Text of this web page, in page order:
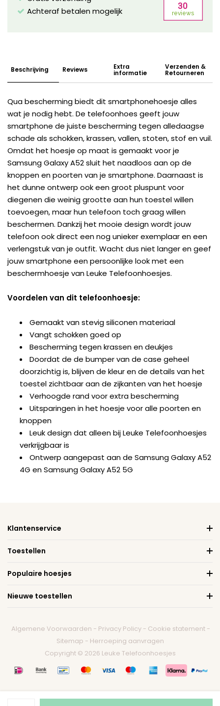
Achteraf betalen mogelijk
Beschrijving Reviews Extra
informatie
Verzenden &
Retourneren
Qua bescherming biedt dit smartphonehoesje alles
wat je nodig hebt. De telefoonhoes geeft jouw
smartphone de juiste bescherming tegen alledaagse
schade als schokken, krassen, vallen, stoten, stof en vuil.
Omdat het hoesje op maat is gemaakt voor je
Samsung Galaxy A52 sluit het naadloos aan op de
knoppen en poorten van je smartphone. Daarnaast is
het dunne ontwerp ook een groot pluspunt voor
diegenen die weinig grootte aan hun toestel willen
toevoegen, maar hun telefoon toch graag willen
beschermen. Dankzij het mooie design wordt jouw
telefoon ook direct een nog unieker exemplaar en een
verlengstuk van je outfit. Wacht dus niet langer en geef
jouw smartphone een persoonlijke look met een
beschermhoesje van Leuke Telefoonhoesjes.
Voordelen van dit telefoonhoesje:
Gemaakt van stevig siliconen materiaal
Vangt schokken goed op
Bescherming tegen krassen en deukjes
Doordat de de bumper van de case geheel
doorzichtig is, blijven de kleur en de details van het
toestel zichtbaar aan de zijkanten van het hoesje
Verhoogde rand voor extra bescherming
Uitsparingen in het hoesje voor alle poorten en
knoppen
Leuk design dat alleen bij Leuke Telefoonhoesjes
verkrijgbaar is
Ontwerp aangepast aan de Samsung Galaxy A52
4G en Samsung Galaxy A52 5G
Klantenservice
Toestellen
Populaire hoesjes
Nieuwe toestellen
Algemene Voorwaarden - Privacy Policy - Cookie statement -
Sitemap - Herroeping aanvragen
Copyright © 2026 Leuke Telefoonhoesjes